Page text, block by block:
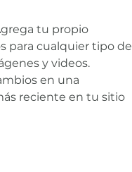
tu propio
para cualquier tipo de
y videos.
en una
reciente en tu sitio